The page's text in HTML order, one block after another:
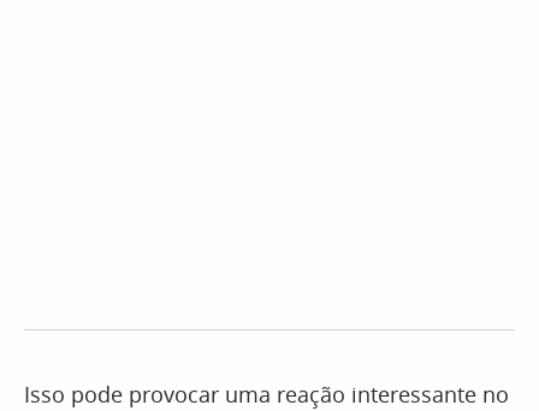
Isso pode provocar uma reação interessante no